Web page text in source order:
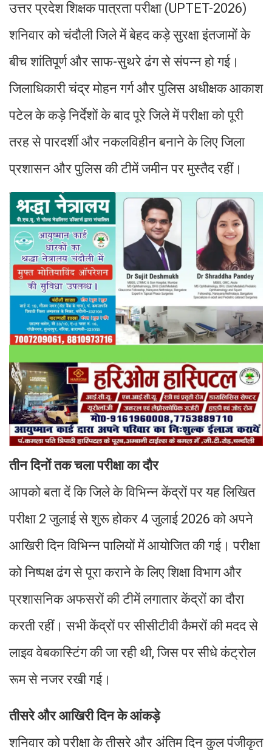
उत्तर प्रदेश शिक्षक पात्रता परीक्षा (UPTET-2026)
शनिवार को चंदौली जिले में बेहद कड़े सुरक्षा इंतजामों के
बीच शांतिपूर्ण और साफ-सुथरे ढंग से संपन्न हो गई।
जिलाधिकारी चंद्र मोहन गर्ग और पुलिस अधीक्षक आकाश
पटेल के कड़े निर्देशों के बाद पूरे जिले में परीक्षा को पूरी
तरह से पारदर्शी और नकलविहीन बनाने के लिए जिला
प्रशासन और पुलिस की टीमें जमीन पर मुस्तैद रहीं।
तीन दिनों तक चला परीक्षा का दौर
आपको बता दें कि जिले के विभिन्न केंद्रों पर यह लिखित
परीक्षा 2 जुलाई से शुरू होकर 4 जुलाई 2026 को अपने
आखिरी दिन विभिन्न पालियों में आयोजित की गई। परीक्षा
को निष्पक्ष ढंग से पूरा कराने के लिए शिक्षा विभाग और
प्रशासनिक अफसरों की टीमें लगातार केंद्रों का दौरा
करती रहीं। सभी केंद्रों पर सीसीटीवी कैमरों की मदद से
लाइव वेबकास्टिंग की जा रही थी, जिस पर सीधे कंट्रोल
रूम से नजर रखी गई।
तीसरे और आखिरी दिन के आंकड़े
शनिवार को परीक्षा के तीसरे और अंतिम दिन कुल पंजीकृत